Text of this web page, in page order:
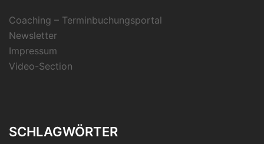
Coaching – Terminbuchungsportal
Newsletter
Impressum
Video-Section
SCHLAGWÖRTER